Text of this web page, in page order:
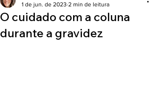
O cuidado com a coluna
durante a gravidez
1 de jun. de 2023 2 min de leitura